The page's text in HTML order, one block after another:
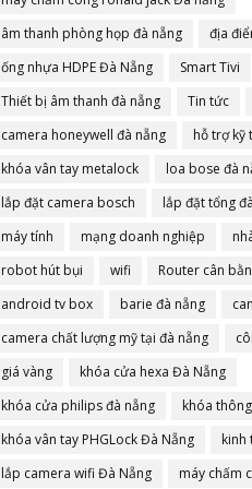
âm thanh phòng họp đà nẵng
địa
ống nhựa HDPE Đà Nẵng
Smart Tivi
Thiết bị âm thanh đà nẵng
Tin tức
camera honeywell đà nẵng
hỗ trợ kỹ
khóa vân tay metalock
loa bose đà
lắp đặt camera bosch
lắp đặt tổng
máy tính
mạng doanh nghiệp
robot hút bụi
wifi
Router cân
android tv box
barie đà nẵng
camera chất lượng mỹ tại đà nẵng
giá vàng
khóa cửa hexa Đà Nẵng
khóa cửa philips đà nẵng
khóa
khóa vân tay PHGLock Đà Nẵng
kinh
lắp camera wifi Đà Nẵng
máy chấm